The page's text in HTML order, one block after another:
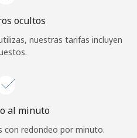
ocultos
nuestras tarifas incluyen
al minuto
con redondeo por minuto.